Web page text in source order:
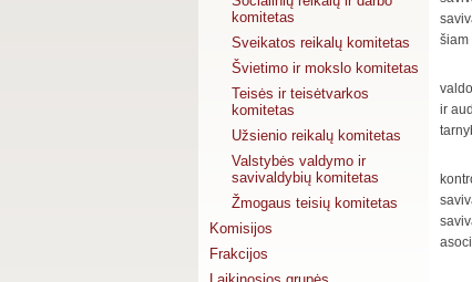
komitetas
Sveikatos reikalų komitetas
Švietimo ir mokslo komitetas
Teisės ir teisėtvarkos
komitetas
Užsienio reikalų komitetas
Valstybės valdymo ir
savivaldybių komitetas
Žmogaus teisių komitetas
Komisijos
Frakcijos
šiam
ir